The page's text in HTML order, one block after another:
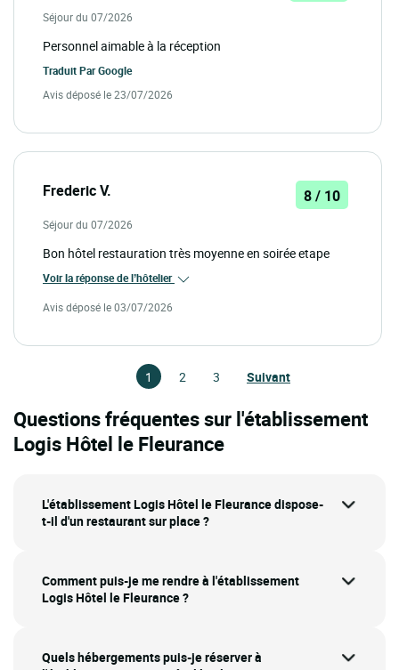
Séjour du 07/2026
Personnel aimable à la réception
Traduit ParGoogle
Avis déposé le 23/07/2026
Frederic V. 8 / 10
Séjour du 07/2026
Bon hôtel restauration très moyenne en soirée etape
Voir la réponse de l’hôtelier
Avis déposé le 03/07/2026
1 2 3 Suivant
Questions fréquentes sur l'établissement
Logis Hôtel le Fleurance
L'établissement Logis Hôtel le Fleurance dispose-
t-il d'un restaurant sur place ?
Comment puis-je me rendre à l'établissement
Logis Hôtel le Fleurance ?
Quels hébergements puis-je réserver à